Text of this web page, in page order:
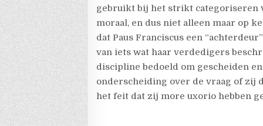
gebruikt bij het strikt categoriseren
moraal, en dus niet alleen maar op
dat Paus Franciscus een
van iets wat haar verdedigers
discipline bedoeld om gescheiden
onderscheiding over de vraag of zij
het feit dat zij more uxorio hebben